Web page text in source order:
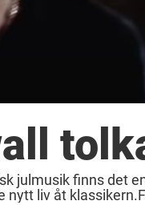
julmusik finns det
nytt liv åt